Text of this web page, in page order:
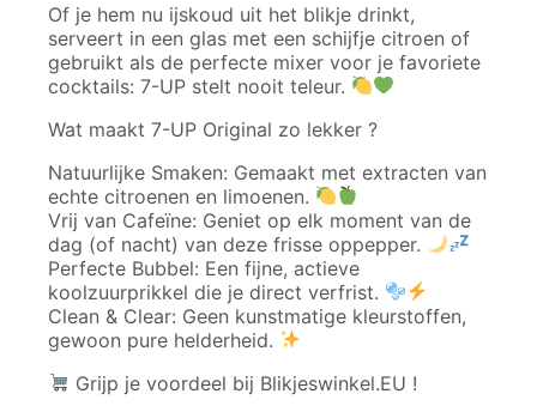
Of je hem nu ijskoud uit het blikje drinkt,
serveert in een glas met een schijfje citroen of
gebruikt als de perfecte mixer voor je favoriete
cocktails: 7-UP stelt nooit teleur.
Wat maakt 7-UP Original zo lekker ?
Natuurlijke Smaken: Gemaakt met extracten van
echte citroenen en limoenen.
Vrij van Cafeïne: Geniet op elk moment van de
dag (of nacht) van deze frisse oppepper.
Perfecte Bubbel: Een fijne, actieve
koolzuurprikkel die je direct verfrist.
Clean & Clear: Geen kunstmatige kleurstoffen,
gewoon pure helderheid.
Grijp je voordeel bij Blikjeswinkel.EU !